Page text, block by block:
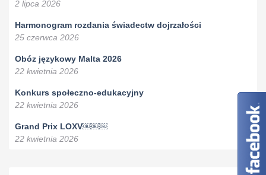
2 lipca 2026
Harmonogram rozdania świadectw dojrzałości
25 czerwca 2026
Obóz językowy Malta 2026
22 kwietnia 2026
Konkurs społeczno-edukacyjny
22 kwietnia 2026
Grand Prix LOXV￼￼￼
22 kwietnia 2026